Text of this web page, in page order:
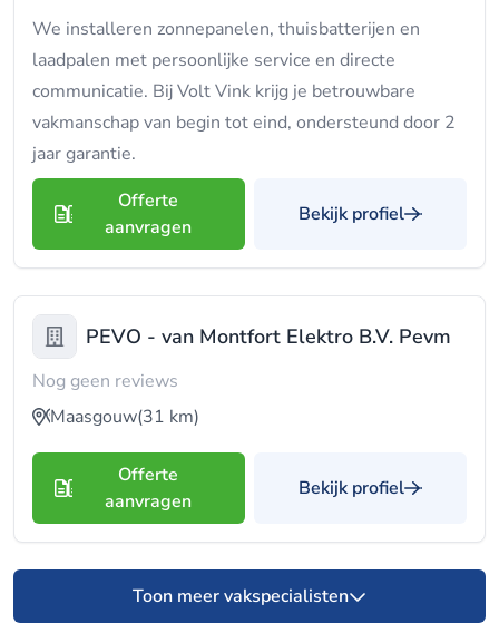
We installeren zonnepanelen, thuisbatterijen en
laadpalen met persoonlijke service en directe
communicatie. Bij Volt Vink krijg je betrouwbare
vakmanschap van begin tot eind, ondersteund door 2
jaar garantie.
Offerte
aanvragen
Bekijk profiel
PEVO - van Montfort Elektro B.V. Pevm
Nog geen reviews
Maasgouw(31 km)
Offerte
aanvragen
Bekijk profiel
Toon meer vakspecialisten